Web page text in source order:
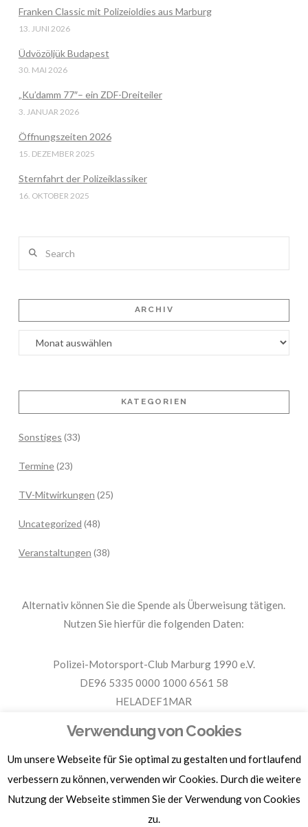
Franken Classic mit Polizeioldies aus Marburg
13. JUNI 2026
Üdvözöljük Budapest
30. MAI 2026
„Ku’damm 77″– ein ZDF-Dreiteiler
3. JANUAR 2026
Öffnungszeiten 2026
15. DEZEMBER 2025
Sternfahrt der Polizeiklassiker
16. OKTOBER 2025
ARCHIV
Archiv
KATEGORIEN
Sonstiges (33)
Termine(23)
TV-Mitwirkungen (25)
Uncategorized (48)
Veranstaltungen (38)
Alternativ können Sie die Spende als Überweisung tätigen.
Nutzen Sie hierfür die folgenden Daten:
Polizei-Motorsport-Club Marburg 1990 e.V.
DE96 5335 0000 1000 6561 58
HELADEF1MAR
Für Spendenbescheinigungen, Sachspenden und weitere
Informationen, hier klicken.
Verwendung von Cookies
Um unsere Webseite für Sie optimal zu gestalten und fortlaufend
verbessern zu können, verwenden wir Cookies. Durch die weitere
Nutzung der Webseite stimmen Sie der Verwendung von Cookies
zu.